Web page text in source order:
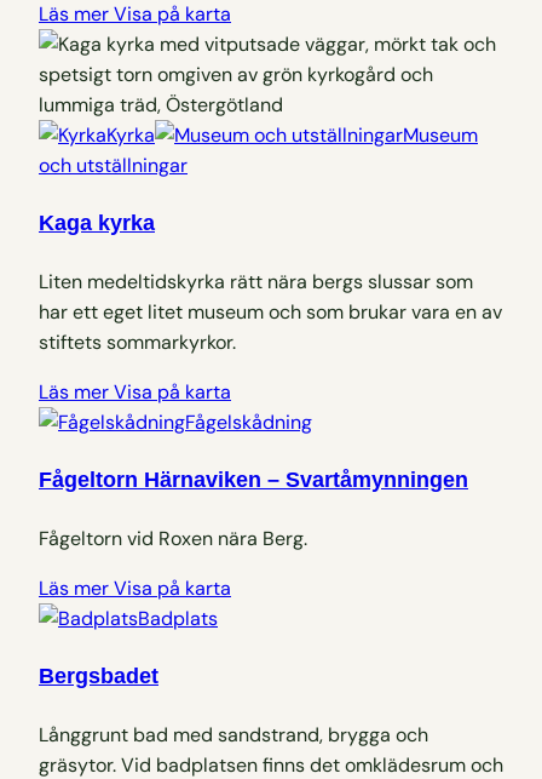
Läs merVisa på karta
Kyrka
Museum
och utställningar
Kaga kyrka
Liten medeltidskyrka rätt nära bergs slussar som
har ett eget litet museum och som brukar vara en av
stiftets sommarkyrkor.
Läs merVisa på karta
Fågelskådning
Fågeltorn Härnaviken – Svartåmynningen
Fågeltorn vid Roxen nära Berg.
Läs merVisa på karta
Badplats
Bergsbadet
Långgrunt bad med sandstrand, brygga och
gräsytor. Vid badplatsen finns det omklädesrum och